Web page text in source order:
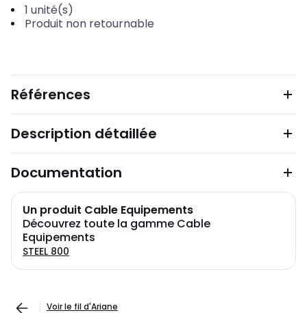
1 unité(s)
Produit non retournable
Références
Description détaillée
Documentation
Un produit Cable Equipements
Découvrez toute la gamme Cable
Equipements
STEEL 800
Voir le fil d'Ariane